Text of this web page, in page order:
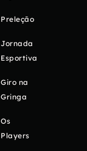
Preleção
Jornada
Esportiva
Giro na
Gringa
Os
Players